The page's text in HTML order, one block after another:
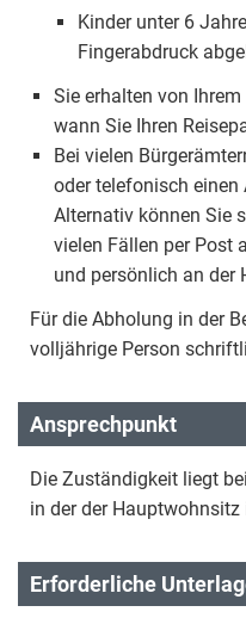
Kinder unter 6
Fingerabdruck
Sie erhalten von
wann Sie Ihren
Bei vielen
oder telefonisch einen
Alternativ können Sie
vielen Fällen per Post
und persönlich an der
Für die Abholung in der
volljährige Person
Ansprechpunkt
Die Zuständigkeit liegt
in der der Hauptwohnsitz
Erforderliche